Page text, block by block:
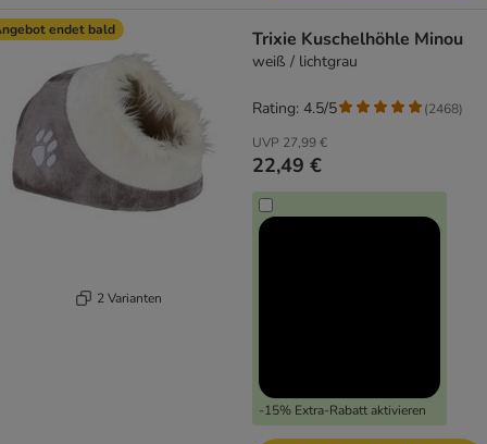
endet bald
2 Varianten
Trixie Kuschelhöhle Minou
weiß / lichtgrau
UVP 27,99 €
22,49 €
-15% Extra-Rabatt aktivieren
Rating: 4.5/5 (2468)